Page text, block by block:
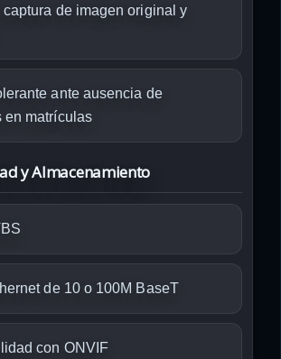
captura de imagen original y
ante ausencia de
en matrículas
y Almacenamiento
de 10 o 100M BaseT
con ONVIF